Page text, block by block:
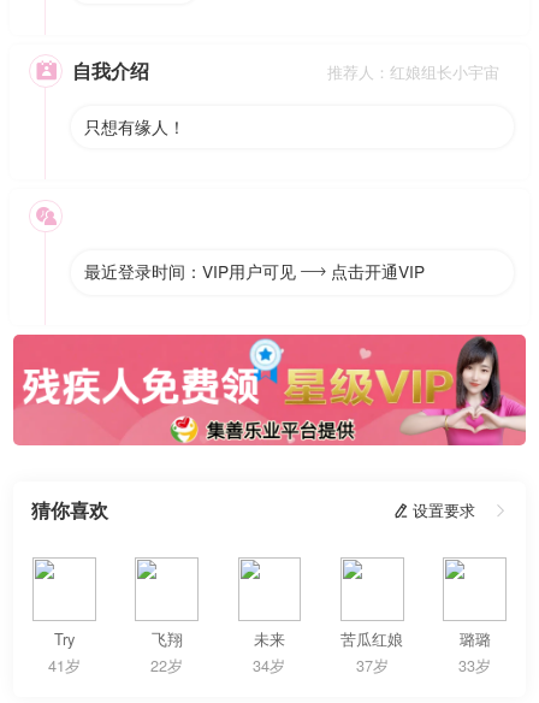
 自我介绍 推荐人：红娘组长小宇宙
只想有缘人！

最近登录时间：VIP用户可见  点击开通VIP
猜你喜欢  设置要求 
Try
41岁
飞翔
22岁
未来
34岁
苦瓜红娘
37岁
璐璐
33岁